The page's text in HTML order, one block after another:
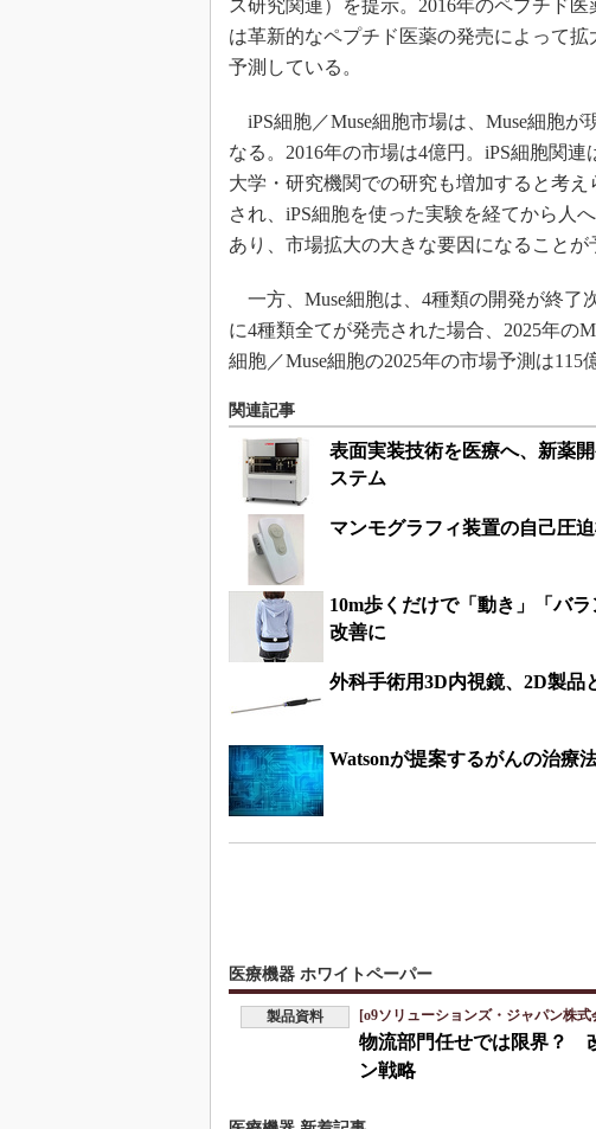
ス研究関連）を提示。2016年のペプチド
は革新的なペプチド医薬の発売によって拡
予測している。
iPS細胞／Muse細胞市場は、Muse細胞が
なる。2016年の市場は4億円。iPS細胞関
大学・研究機関での研究も増加すると考
され、iPS細胞を使った実験を経てから人
あり、市場拡大の大きな要因になることが
一方、Muse細胞は、4種類の開発が終了
に4種類全てが発売された場合、2025年の
細胞／Muse細胞の2025年の市場予測は115
関連記事
表面実装技術を医療へ、新薬
ステム
マンモグラフィ装置の自己圧
10m歩くだけで「動き」「バ
改善に
外科手術用3D内視鏡、2D製品
Watsonが提案するがんの治療
医療機器 ホワイトペーパー
製品資料 [o9ソリューションズ・ジャパン株式
物流部門任せでは限界？
ン戦略